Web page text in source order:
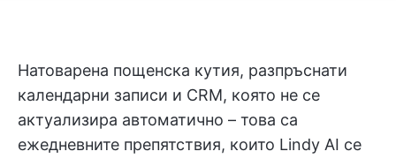
Натоварена пощенска кутия, разпръснати
календарни записи и CRM, която не се
актуализира автоматично – това са
ежедневните препятствия, които Lindy AI се